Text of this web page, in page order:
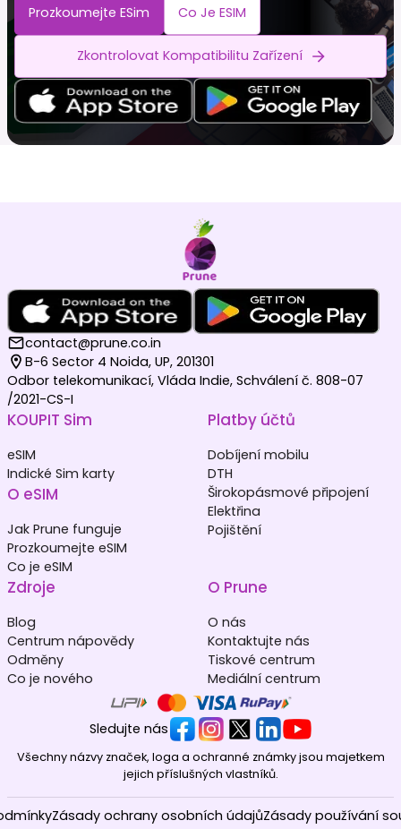
Prozkoumejte ESim Co Je ESIM
Zkontrolovat Kompatibilitu Zařízení
contact@prune.co.in
B-6 Sector 4 Noida, UP, 201301
Odbor telekomunikací, Vláda Indie, Schválení č. 808-07
/2021-CS-I
KOUPIT Sim
eSIM
Indické Sim karty
O eSIM
Jak Prune funguje
Prozkoumejte eSIM
Co je eSIM
Platby účtů
Dobíjení mobilu
DTH
Širokopásmové připojení
Elektřina
Pojištění
Zdroje
Blog
Centrum nápovědy
Odměny
Co je nového
O Prune
O nás
Kontaktujte nás
Tiskové centrum
Mediální centrum
Sledujte nás
Všechny názvy značek, loga a ochranné známky jsou majetkem
jejich příslušných vlastníků.
Zásady ochrany osobních údajůZásady používání